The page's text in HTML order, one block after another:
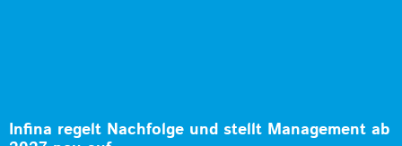
Infina regelt Nachfolge und stellt Management ab